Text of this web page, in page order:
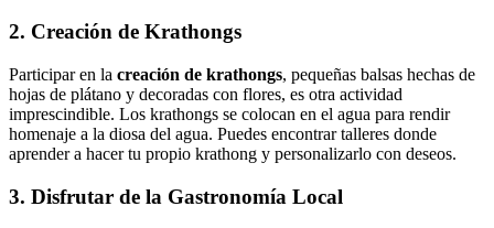
2. Creación de Krathongs
Participar en la creación de krathongs, pequeñas balsas hechas de
hojas de plátano y decoradas con flores, es otra actividad
imprescindible. Los krathongs se colocan en el agua para rendir
homenaje a la diosa del agua. Puedes encontrar talleres donde
aprender a hacer tu propio krathong y personalizarlo con deseos.
3. Disfrutar de la Gastronomía Local